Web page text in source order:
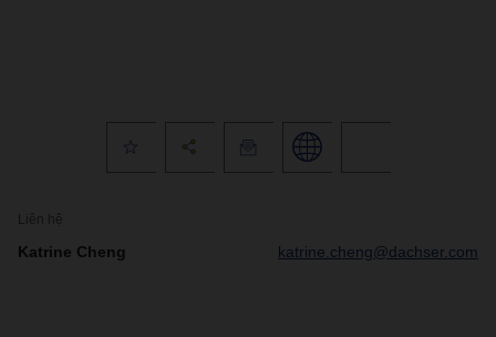
Liên hệ
Katrine Cheng katrine.cheng@dachser.com